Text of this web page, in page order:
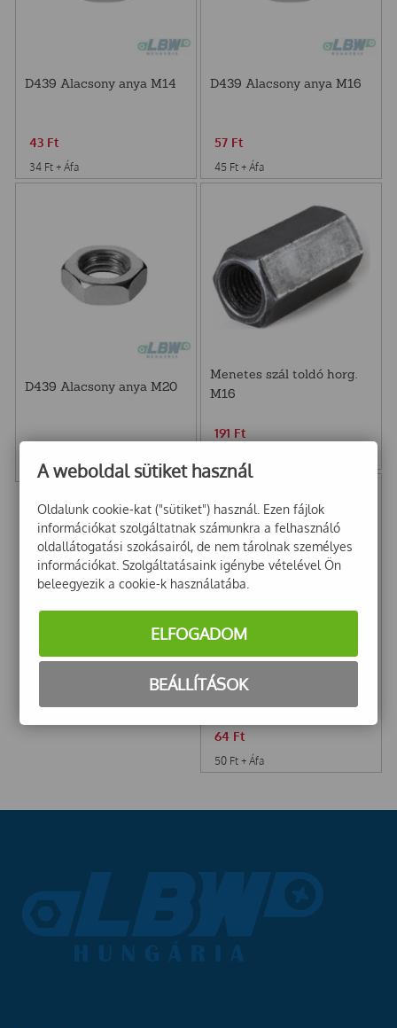
D439 Alacsony anya M14
43 Ft
34 Ft + Áfa
D439 Alacsony anya M16
57 Ft
45 Ft + Áfa
D439 Alacsony anya M20
120Ft
94Ft + Áfa
Menetes szál toldó horg.
M16
191 Ft
Szárnyas anya M10 hg
64 Ft
50 Ft + Áfa
A weboldal sütiket használ
Oldalunk cookie-kat ("sütiket") használ. Ezen fájlok
információkat szolgáltatnak számunkra a felhasználó
oldallátogatási szokásairól, de nem tárolnak személyes
információkat. Szolgáltatásaink igénybe vételével Ön
beleegyezik a cookie-k használatába.
ELFOGADOM
BEÁLLÍTÁSOK